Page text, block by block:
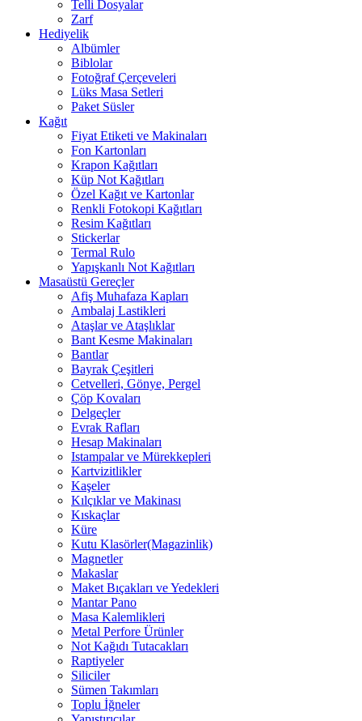
Telli Dosyalar
Zarf
Hediyelik
Albümler
Biblolar
Fotoğraf Çerçeveleri
Lüks Masa Setleri
Paket Süsler
Kağıt
Fiyat Etiketi ve Makinaları
Fon Kartonları
Krapon Kağıtları
Küp Not Kağıtları
Özel Kağıt ve Kartonlar
Renkli Fotokopi Kağıtları
Resim Kağıtları
Stickerlar
Termal Rulo
Yapışkanlı Not Kağıtları
Masaüstü Gereçler
Afiş Muhafaza Kapları
Ambalaj Lastikleri
Ataşlar ve Ataşlıklar
Bant Kesme Makinaları
Bantlar
Bayrak Çeşitleri
Cetvelleri, Gönye, Pergel
Çöp Kovaları
Delgeçler
Evrak Rafları
Hesap Makinaları
Istampalar ve Mürekkepleri
Kartvizitlikler
Kaşeler
Kılçıklar ve Makinası
Kıskaçlar
Küre
Kutu Klasörler(Magazinlik)
Magnetler
Makaslar
Maket Bıçakları ve Yedekleri
Mantar Pano
Masa Kalemlikleri
Metal Perfore Ürünler
Not Kağıdı Tutacakları
Raptiyeler
Siliciler
Sümen Takımları
Toplu İğneler